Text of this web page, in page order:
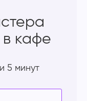
кафе
5 минут